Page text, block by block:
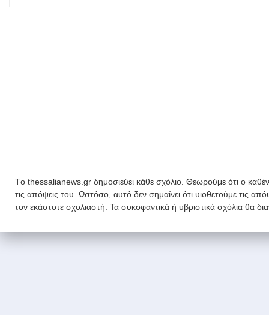
Tο thessalianews.gr δημοσιεύει κάθε σχόλιο. Θεωρούμε ότι ο
τις απόψεις του. Ωστόσο, αυτό δεν σημαίνει ότι υιοθετούμε τις
τον εκάστοτε σχολιαστή. Τα συκοφαντικά ή υβριστικά σχόλια θα